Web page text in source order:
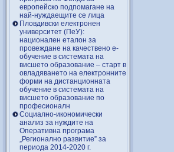
европейско подпомагане на
най-нуждаещите се лица
Пловдивски електронен
университет (ПеУ):
национален еталон за
провеждане на качествено е-
обучение в системата на
висшето образование – старт в
овладяването на електронните
форми на дистанционната
обучение в системата на
висшето образование по
професионалн
Социално-икономически
анализ за нуждите на
Оперативна програма
„Регионално развитие” за
периода 2014-2020 г.